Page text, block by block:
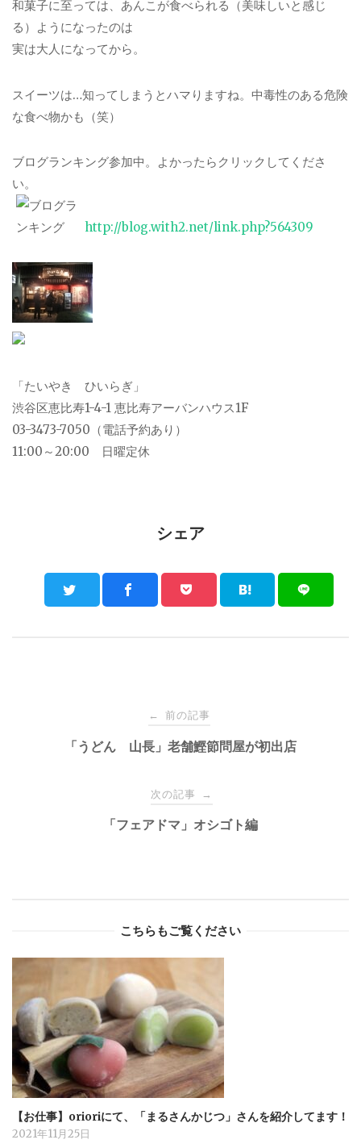
和菓子に至っては、あんこが食べられる（美味しいと感じ
る）ようになったのは
実は大人になってから。
スイーツは…知ってしまうとハマりますね。中毒性のある危険
な食べ物かも（笑）
ブログランキング参加中。よかったらクリックしてくださ
い。
http://blog.with2.net/link.php?564309
「たいやき ひいらぎ」
渋谷区恵比寿1-4-1 恵比寿アーバンハウス1F
03-3473-7050（電話予約あり）
11:00～20:00 日曜定休
シェア
navigation
← 前の記事
「うどん 山長」老舗鰹節問屋が初出店
次の記事 →
「フェアドマ」オシゴト編
こちらもご覧ください
【お仕事】orioriにて、「まるさんかじつ」さんを紹介してます！
2021年11月25日